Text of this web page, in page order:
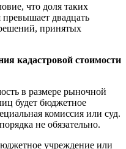
что доля таких
двадцать
принятых
кадастровой стоимости
в размере рыночной
будет бюджетное
комиссия или суд.
не обязательно.
учреждение или